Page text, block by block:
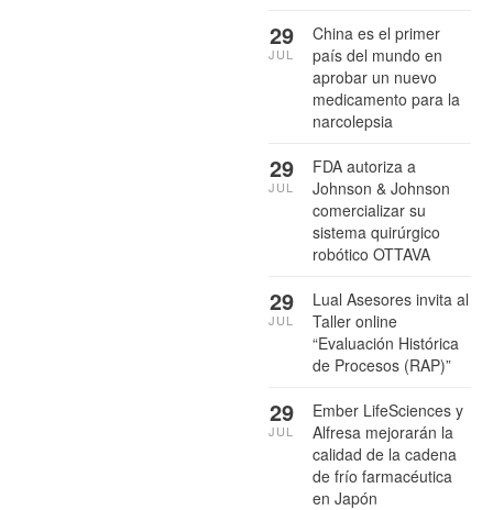
China es el primer
país del mundo en
aprobar un nuevo
medicamento para la
narcolepsia
29
JUL
FDA autoriza a
Johnson & Johnson
comercializar su
sistema quirúrgico
robótico OTTAVA
29
JUL
Lual Asesores invita al
Taller online
“Evaluación Histórica
de Procesos (RAP)”
29
JUL
Ember LifeSciences y
Alfresa mejorarán la
calidad de la cadena
de frío farmacéutica
en Japón
29
JUL